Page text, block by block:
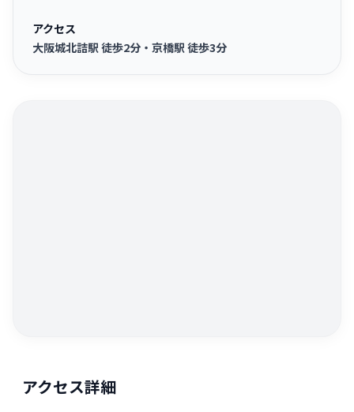
アクセス
大阪城北詰駅 徒歩2分・京橋駅 徒歩3分
アクセス詳細